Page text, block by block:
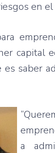
en el
capital
es saber
a